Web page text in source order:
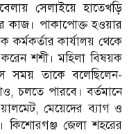
সেলাইয়ে হাতেখড়ি
কাজ। পাকাপোক্ত হওয়ার
কার্যালয় থেকে
শশী। মহিলা বিষয়ক
সে সময় তাকে বলেছিলেন-
চলতে পারবে। বর্তমানে
মেয়েদের ব্যাগ ও
কিশোরগঞ্জ জেলা শহরের